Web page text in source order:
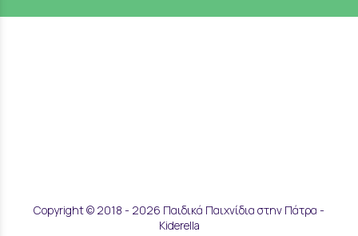
Copyright © 2018 - 2026 Παιδικά Παιχνίδια στην Πάτρα -
Kiderella